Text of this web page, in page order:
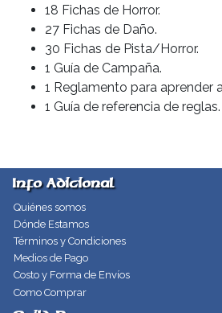
18 Fichas de Horror.
27 Fichas de Daño.
30 Fichas de Pista/Horror.
1 Guía de Campaña.
1 Reglamento para aprender
1 Guía de referencia de reglas.
Info Adicional
Quiénes somos
Dónde Estamos
Términos y Condiciones
Medios de Pago
Costo y Forma de Envíos
Como Comprar